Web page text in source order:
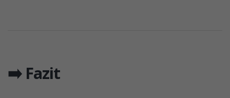
➡️ Fazit